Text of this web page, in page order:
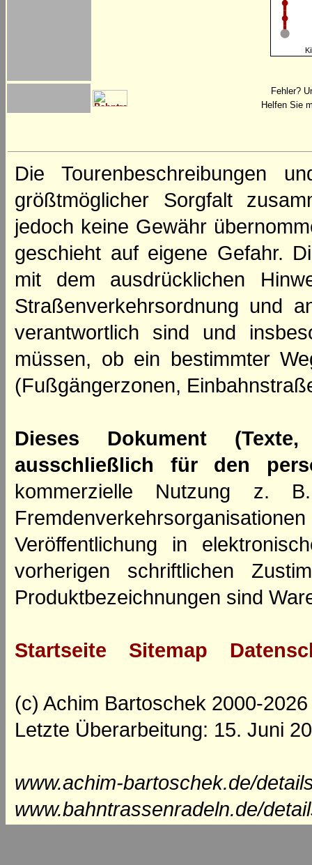
Fehler?
Helfen Sie
Die Tourenbeschreibungen
größtmöglicher Sorgfalt
jedoch keine Gewähr
geschieht auf eigene Gefahr.
mit dem ausdrücklichen
Straßenverkehrsordnung und
verantwortlich sind und
müssen, ob ein bestimmter
(Fußgängerzonen,
Dieses Dokument
ausschließlich für den
kommerzielle Nutzung z.
Veröffentlichung in
vorherigen schriftlichen
Produktbezeichnungen sind
Startseite Sitemap
(c) Achim Bartoschek 2000-2026
Letzte Überarbeitung: 15. Juni
www.achim-bartoschek.de/
www.bahntrassenradeln.de/